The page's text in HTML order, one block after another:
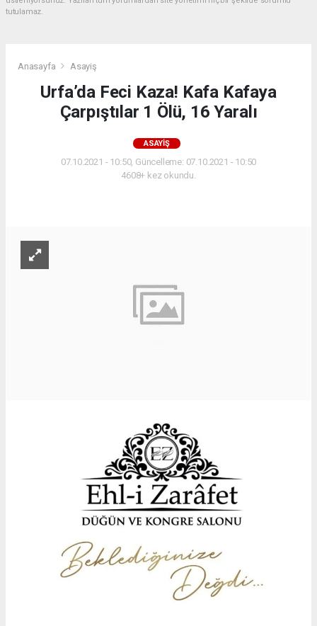
tutulamaz.
Anasayfa Asayiş
Urfa’da Feci Kaza! Kafa Kafaya
Çarpıştılar 1 Ölü, 16 Yaralı
ASAYIŞ
07.10.2021 - 10:50, Güncelleme: 07.10.2021 - 10:50
4608+ kez okundu.